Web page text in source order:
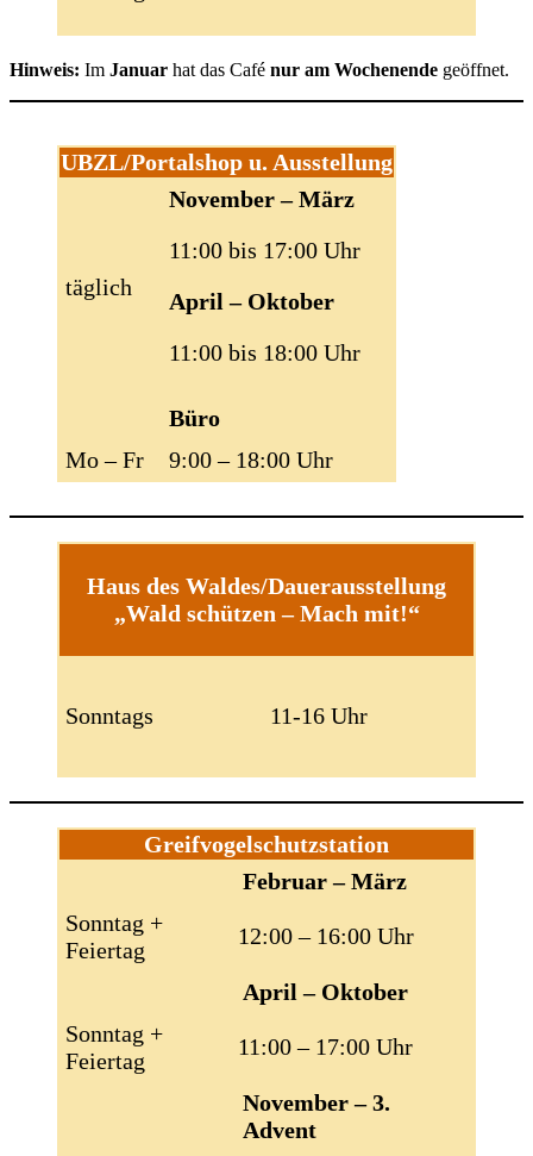
Hinweis: Im Januar hat das Café nur am Wochenende geöffnet.
UBZL/Portalshop u. Ausstellung
täglich
November – März
11:00 bis 17:00 Uhr
April – Oktober
11:00 bis 18:00 Uhr
Büro
Mo – Fr
9:00 – 18:00 Uhr
Haus des Waldes/Dauerausstellung
„Wald schützen – Mach mit!“
Sonntags 11-16 Uhr
Greifvogelschutzstation
Februar – März
Sonntag +
Feiertag
12:00 – 16:00 Uhr
April – Oktober
Sonntag +
Feiertag
11:00 – 17:00 Uhr
November – 3.
Advent